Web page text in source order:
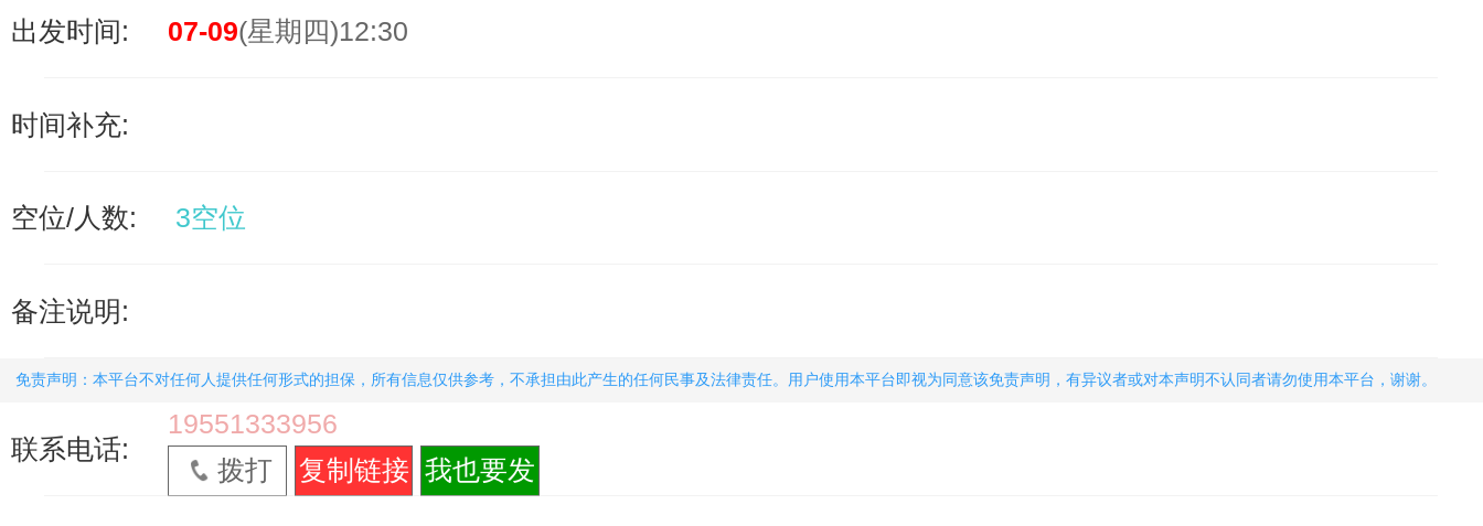
出发时间: 07-09(星期四)12:30
时间补充:
空位/人数: 3空位
备注说明:
免责声明：本平台不对任何人提供任何形式的担保，所有信息仅供参考，不承担由此产生的任何民事及法律责任。用户使用本平台即视为同意该免责声明，有异议者或对本声明不认同者请勿使用本平台，谢谢。
联系电话:
19551333956
拨打
复制链接 我也要发